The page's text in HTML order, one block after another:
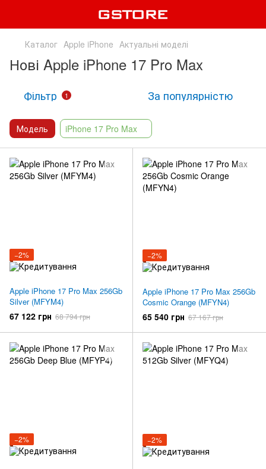
Каталог Apple iPhone Актуальні моделі
Нові Apple iPhone 17 Pro Max
Фільтр 1 За популярністю
Модель iPhone 17 Pro Max
−2%
Apple iPhone 17 Pro Max 256Gb
Silver (MFYM4)
67 122 грн 68 794 грн
−2%
Apple iPhone 17 Pro Max 256Gb
Cosmic Orange (MFYN4)
65 540 грн 67 167 грн
−2% −2%